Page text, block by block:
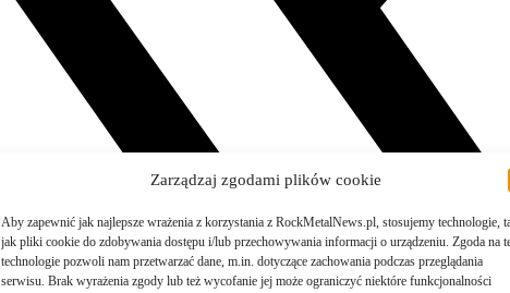
Zarządzaj zgodami plików cookie
Aby zapewnić jak najlepsze wrażenia z korzystania z RockMetalNews.pl, stosujemy technologie,
jak pliki cookie do zdobywania dostępu i/lub przechowywania informacji o urządzeniu. Zgoda na
technologie pozwoli nam przetwarzać dane, m.in. dotyczące zachowania podczas przeglądania
serwisu. Brak wyrażenia zgody lub też wycofanie jej może ograniczyć niektóre funkcjonalności